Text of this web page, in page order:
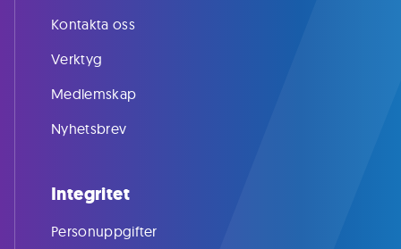
Kontakta oss
Verktyg
Medlemskap
Nyhetsbrev
Integritet
Personuppgifter